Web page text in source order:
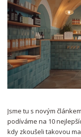
Jsme tu s novým
podíváme na 10
kdy zkoušeli takovou